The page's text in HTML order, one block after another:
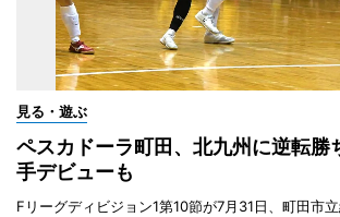
見る・遊ぶ
ペスカドーラ町田、北九州に逆転
手デビューも
Fリーグディビジョン1第10節が7月31日、町田市